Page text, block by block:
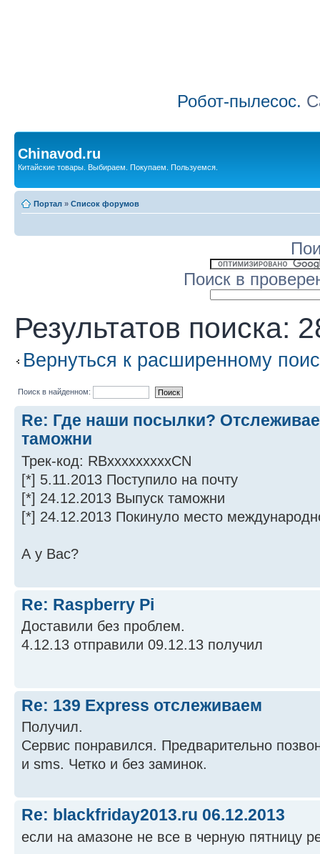
Робот-пылесос.
Chinavod.ru
Китайские товары. Выбираем. Покупаем. Пользуемся.
Портал » Список форумов
Поиск в
Результатов поиска:
Вернуться к расширенному
Поиск в найденном:
Re: Где наши посылки?
таможни
Трек-код: RBxxxxxxxxxCN
[*] 5.11.2013 Поступило на почту
[*] 24.12.2013 Выпуск таможни
[*] 24.12.2013 Покинуло место
А у Вас?
Re: Raspberry Pi
Доставили без проблем.
4.12.13 отправили 09.12.13 получил
Re: 139 Express отслеживаем
Получил.
Сервис понравился. Предварительно
и sms. Четко и без заминок.
Re: blackfriday2013.ru 06.12.2013
если на амазоне не все в черную пятницу